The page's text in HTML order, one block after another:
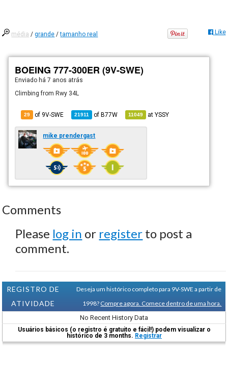
média /grande /tamanho real Like
BOEING 777-300ER (9V-SWE)
Enviado há7 anos atrás
Climbing from Rwy 34L
29 of 9V-SWE 21911 ofB77W 11049 atYSSY
mike prendergast
Comments
Please log in or register to post a
comment.
REGISTRO DE
ATIVIDADE
Deseja um histórico completo para 9V-SWE a partir de
1998? Compre agora. Comece dentro de uma hora.
No Recent History Data
Usuários básicos (o registro é gratuito e fácil!) podem visualizar o
histórico de 3 months. Registrar